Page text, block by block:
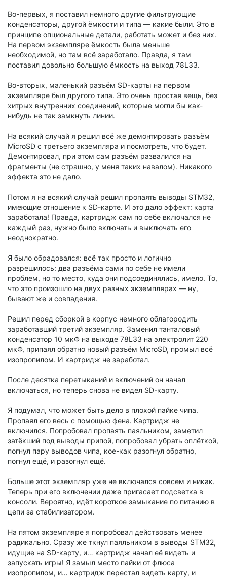
Во-первых, я поставил немного другие фильтрующие
конденсаторы, другой ёмкости и типа — какие были. Это в
принципе опциональные детали, работать может и без них.
На первом экземпляре ёмкость была меньше
необходимой, но там всё заработало. Правда, я там
поставил довольно большую ёмкость на выход 78L33.
Во-вторых, маленький разъём SD-карты на первом
экземпляре был другого типа. Это очень простая вещь, без
хитрых внутренних соединений, которые могли бы как-
нибудь не так замкнуть линии.
На всякий случай я решил всё же демонтировать разъём
MicroSD с третьего экземпляра и посмотреть, что будет.
Демонтировал, при этом сам разъём развалился на
фрагменты (не страшно, у меня таких навалом). Никакого
эффекта это не дало.
Потом я на всякий случай решил пропаять выводы STM32,
имеющие отношение к SD-карте. И это дало эффект: карта
заработала! Правда, картридж сам по себе включался не
каждый раз, нужно было включать и выключать его
неоднократно.
Я было обрадовался: всё так просто и логично
разрешилось: два разъёма сами по себе не имели
проблем, но то место, куда они подсоединялись, имело. То,
что это произошло на двух разных экземплярах — ну,
бывают же и совпадения.
Решил перед сборкой в корпус немного облагородить
заработавший третий экземпляр. Заменил танталовый
конденсатор 10 мкФ на выходе 78L33 на электролит 220
мкФ, припаял обратно новый разъём MicroSD, промыл всё
изопропилом. И картридж не заработал.
После десятка перетыканий и включений он начал
включаться, но теперь снова не видел SD-карту.
Я подумал, что может быть дело в плохой пайке чипа.
Пропаял его весь с помощью фена. Картридж не
включился. Попробовал пропаять паяльником, заметил
затёкший под выводы припой, попробовал убрать оплёткой,
погнул пару выводов чипа, кое-как разогнул обратно,
погнул ещё, и разогнул ещё.
Больше этот экземпляр уже не включался совсем и никак.
Теперь при его включении даже пригасает подсветка в
консоли. Вероятно, идёт короткое замыкание по питанию в
цепи за стабилизатором.
На пятом экземпляре я попробовал действовать менее
радикально. Сразу же ткнул паяльником в выводы STM32,
идущие на SD-карту, и… картридж начал её видеть и
запускать игры! Я замыл место пайки от флюса
изопропилом, и… картридж перестал видеть карту, и